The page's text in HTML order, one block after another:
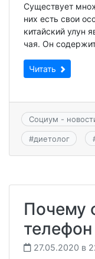
Существует
них есть свои
китайский улун
чая. Он
Читать
Социум -
#диетолог
Почему
27.05.2020 в